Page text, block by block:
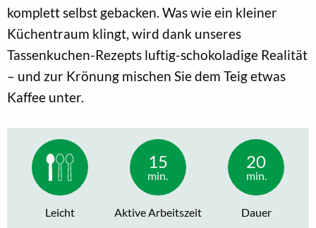
komplett selbst gebacken. Was wie ein kleiner
Küchentraum klingt, wird dank unseres
Tassenkuchen-Rezepts luftig-schokoladige Realität
– und zur Krönung mischen Sie dem Teig etwas
Kaffee unter.
Leicht
15
min.
Aktive Arbeitszeit
20
min.
Dauer